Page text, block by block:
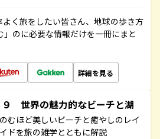
く旅をしたい皆さん、地球の歩き方
のに必要な情報だけを一冊にまと
詳細を見る
９ 世界の魅力的なビーチと湖
むほど美しいビーチと癒やしのレイ
ドを旅の雑学とともに解説